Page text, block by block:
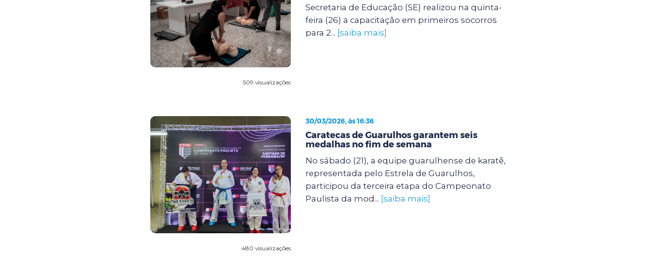
509 visualizações
Secretaria de Educação (SE) realizou na quinta-
feira (26) a capacitação em primeiros socorros
para 2... [saiba mais]
480 visualizações
30/03/2026, às 16:36
Caratecas de Guarulhos garantem seis
medalhas no fim de semana
No sábado (21), a equipe guarulhense de karatê,
representada pelo Estrela de Guarulhos,
participou da terceira etapa do Campeonato
Paulista da mod... [saiba mais]